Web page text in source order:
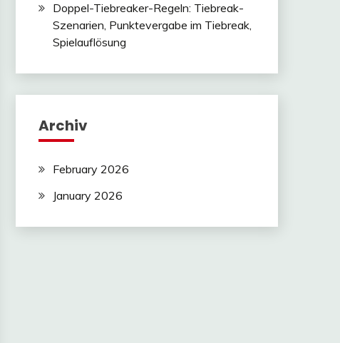
Doppel-Tiebreaker-Regeln: Tiebreak-
Szenarien, Punktevergabe im Tiebreak,
Spielauflösung
Archiv
February 2026
January 2026